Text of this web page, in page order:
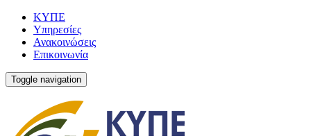
ΚΥΠΕ
Υπηρεσίες
Ανακοινώσεις
Επικοινωνία
Toggle navigation